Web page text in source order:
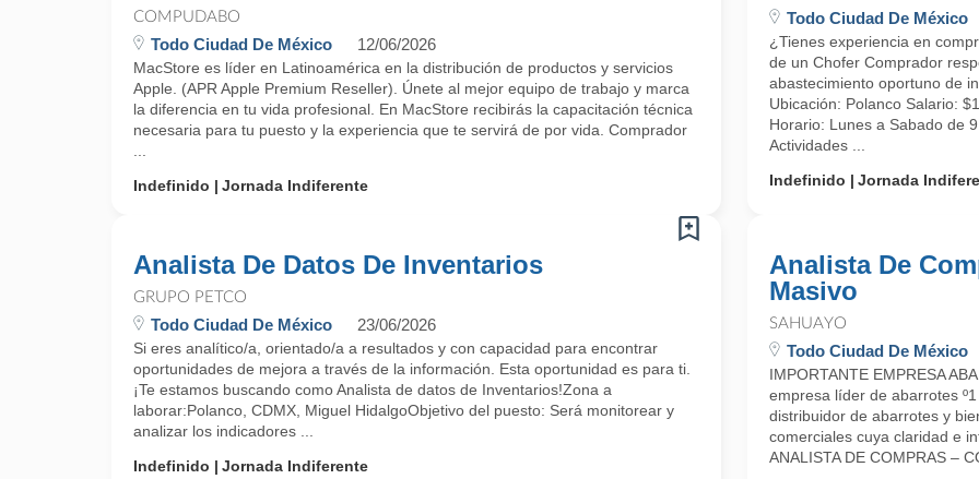
COMPUDABO
Todo Ciudad De México 12/06/2026
MacStore es líder en Latinoamérica en la distribución de productos y servicios
Apple. (APR Apple Premium Reseller). Únete al mejor equipo de trabajo y marca
la diferencia en tu vida profesional. En MacStore recibirás la capacitación técnica
necesaria para tu puesto y la experiencia que te servirá de por vida. Comprador
Indefinido
Jornada Indiferente
Todo Ciudad De México
¿Tienes experiencia en
de un Chofer Comprador
abastecimiento oportuno de
Ubicación: Polanco Salario:
Horario: Lunes a Sabado de
Actividades ...
Indefinido
Jornada
Analista De Datos De Inventarios
GRUPO PETCO
Todo Ciudad De México 23/06/2026
Si eres analítico/a, orientado/a a resultados y con capacidad para encontrar
oportunidades de mejora a través de la información. Esta oportunidad es para ti.
¡Te estamos buscando como Analista de datos de Inventarios!Zona a
laborar:Polanco, CDMX, Miguel HidalgoObjetivo del puesto: Será monitorear y
analizar los indicadores ...
Indefinido
Jornada Indiferente
Analista De
Masivo
SAHUAYO
Todo Ciudad De México
IMPORTANTE EMPRESA
empresa líder de abarrotes
distribuidor de abarrotes y
comerciales cuya claridad e
ANALISTA DE COMPRAS –